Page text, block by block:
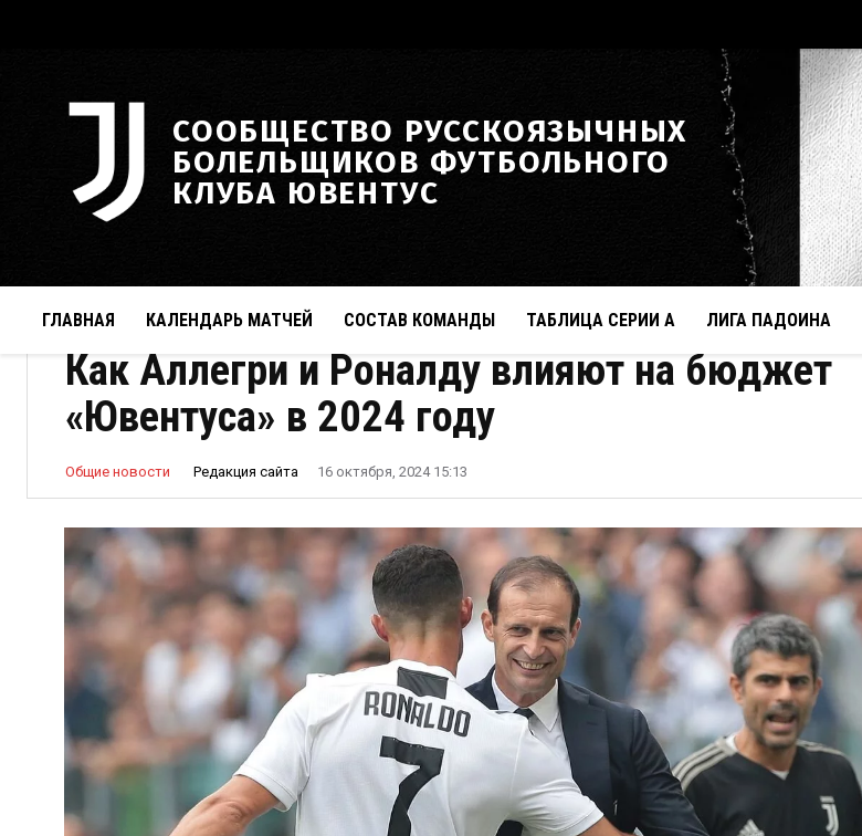
СООБЩЕСТВО РУССКОЯЗЫЧНЫХ
БОЛЕЛЬЩИКОВ ФУТБОЛЬНОГО
КЛУБА ЮВЕНТУС
ГЛАВНАЯ КАЛЕНДАРЬ МАТЧЕЙ СОСТАВ КОМАНДЫ ТАБЛИЦА СЕРИИ А ЛИГА ПАДОИНА
Как Аллегри и Роналду влияют на бюджет
«Ювентуса» в 2024 году
Общие новости Редакция сайта 16 октября, 2024 15:13